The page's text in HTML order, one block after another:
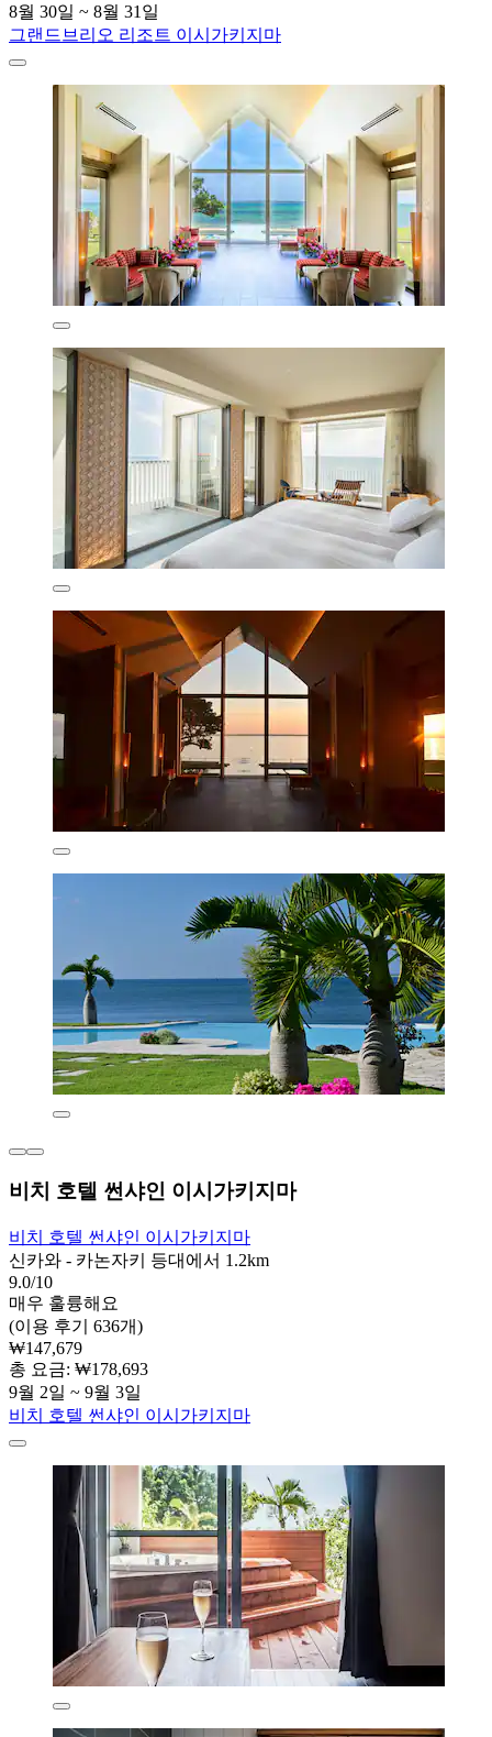
8월 30일 ~ 8월 31일
그랜드브리오 리조트 이시가키지마
비치 호텔 썬샤인 이시가키지마
비치 호텔 썬샤인 이시가키지마
신카와 - 카논자키 등대에서 1.2km
9.0/10
매우 훌륭해요
(이용 후기 636개)
₩147,679
총 요금: ₩178,693
9월 2일 ~ 9월 3일
비치 호텔 썬샤인 이시가키지마